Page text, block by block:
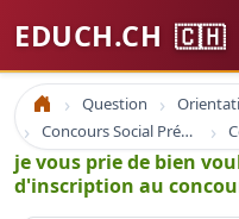
EDUCH.CH 🇨🇭
Accueil Question
Concours Social Prépa Formation
je vous prie de bien
d'inscription au